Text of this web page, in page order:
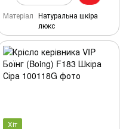
Матеріал Натуральна шкіра
люкс
Хіт